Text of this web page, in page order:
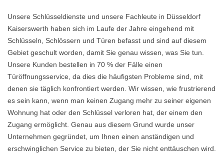
Unsere Schlüsseldienste und unsere Fachleute in Düsseldorf
Kaiserswerth haben sich im Laufe der Jahre eingehend mit
Schlüsseln, Schlössern und Türen befasst und sind auf diesem
Gebiet geschult worden, damit Sie genau wissen, was Sie tun.
Unsere Kunden bestellen in 70 % der Fälle einen
Türöffnungsservice, da dies die häufigsten Probleme sind, mit
denen sie täglich konfrontiert werden. Wir wissen, wie frustrierend
es sein kann, wenn man keinen Zugang mehr zu seiner eigenen
Wohnung hat oder den Schlüssel verloren hat, der einem den
Zugang ermöglicht. Genau aus diesem Grund wurde unser
Unternehmen gegründet, um Ihnen einen anständigen und
erschwinglichen Service zu bieten, der Sie nicht enttäuschen wird.